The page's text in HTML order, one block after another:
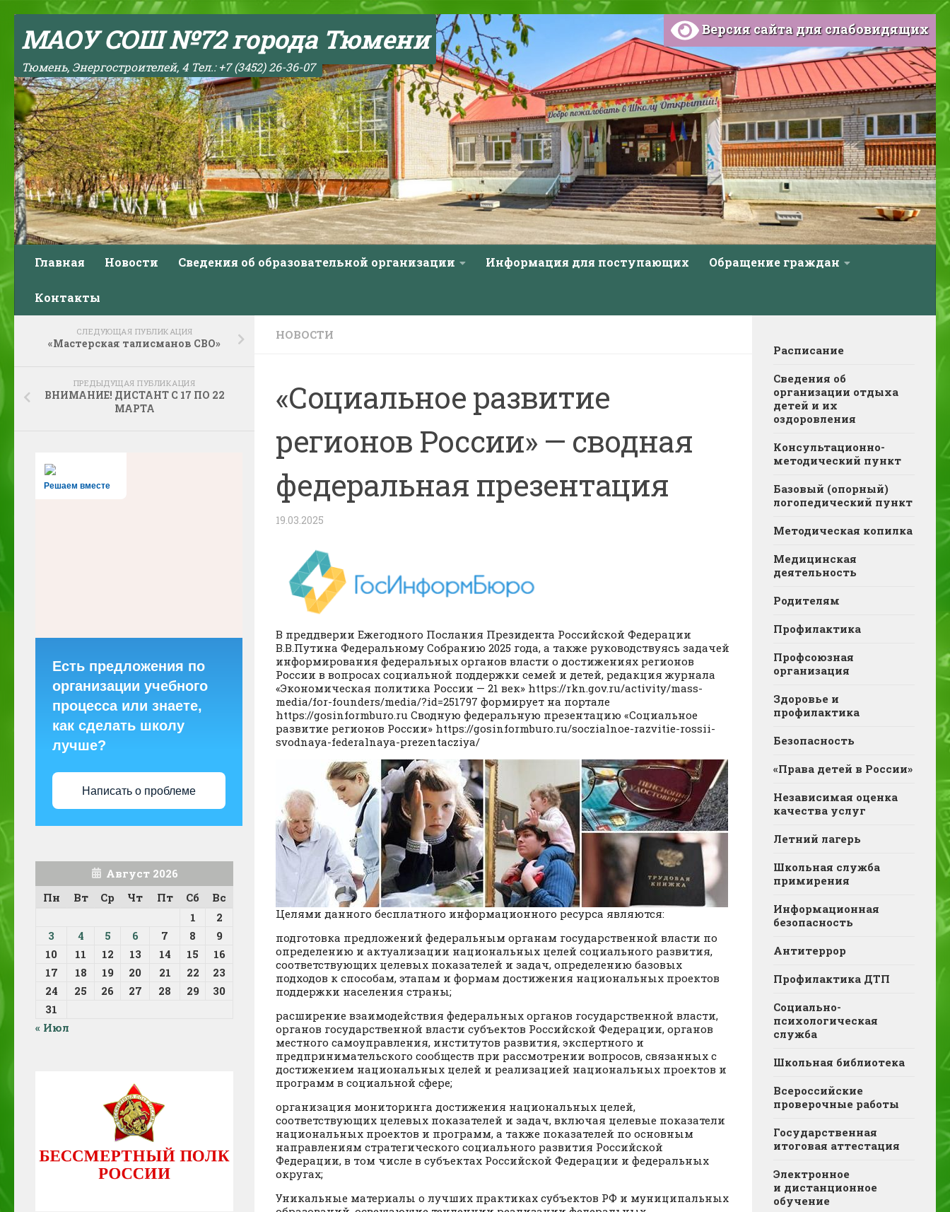
МАОУ СОШ №72 города Тюмени
Тюмень, Энергостроителей, 4 Тел.: +7 (3452) 26-36-07
Версия сайта для слабовидящих
Главная Новости Сведения об образовательной организации Информация для поступающих Обращение граждан
Контакты
НОВОСТИ
«Социальное развитие
регионов России» — сводная
федеральная презентация
19.03.2025
В преддверии Ежегодного Послания Президента Российской Федерации
В.В.Путина Федеральному Собранию 2025 года, а также руководствуясь задачей
информирования федеральных органов власти о достижениях регионов
России в вопросах социальной поддержки семей и детей, редакция журнала
«Экономическая политика России — 21 век» https://rkn.gov.ru/activity/mass-
media/for-founders/media/?id=251797 формирует на портале
https://gosinformburo.ru Сводную федеральную презентацию «Социальное
развитие регионов России» https://gosinformburo.ru/soczialnoe-razvitie-rossii-
svodnaya-federalnaya-prezentacziya/
Целями данного бесплатного информационного ресурса являются:
подготовка предложений федеральным органам государственной власти по
определению и актуализации национальных целей социального развития,
соответствующих целевых показателей и задач, определению базовых
подходов к способам, этапам и формам достижения национальных проектов
поддержки населения страны;
расширение взаимодействия федеральных органов государственной власти,
органов государственной власти субъектов Российской Федерации, органов
местного самоуправления, институтов развития, экспертного и
предпринимательского сообществ при рассмотрении вопросов, связанных с
достижением национальных целей и реализацией национальных проектов и
программ в социальной сфере;
организация мониторинга достижения национальных целей,
соответствующих целевых показателей и задач, включая целевые показатели
национальных проектов и программ, а также показателей по основным
направлениям стратегического социального развития Российской
Федерации, в том числе в субъектах Российской Федерации и федеральных
округах;
Уникальные материалы о лучших практиках субъектов РФ и муниципальных
СЛЕДУЮЩАЯ ПУБЛИКАЦИЯ
«Мастерская талисманов СВО»
ПРЕДЫДУЩАЯ ПУБЛИКАЦИЯ
ВНИМАНИЕ! ДИСТАНТ С 17 ПО 22
МАРТА
Решаем вместе
Есть предложения по
организации учебного
процесса или знаете,
как сделать школу
лучше?
Написать о проблеме
Август 2026
Пн
Вт Ср Чт Пт Сб
Вс
1
2
3
4 5 6 7 8
9
10
11 12 13 14 15
16
17
18 19 20 21 22
23
24
25 26 27 28 29
30
31
« Июл
Расписание
Сведения об
организации отдыха
детей и их
оздоровления
Консультационно-
методический пункт
Базовый (опорный)
логопедический пункт
Методическая копилка
Медицинская
деятельность
Родителям
Профилактика
Профсоюзная
организация
Здоровье и
профилактика
Безопасность
«Права детей в России»
Независимая оценка
качества услуг
Летний лагерь
Школьная служба
примирения
Информационная
безопасность
Антитеррор
Профилактика ДТП
Социально-
психологическая
служба
Школьная библиотека
Всероссийские
проверочные работы
Государственная
итоговая аттестация
Электронное
и дистанционное
обучение